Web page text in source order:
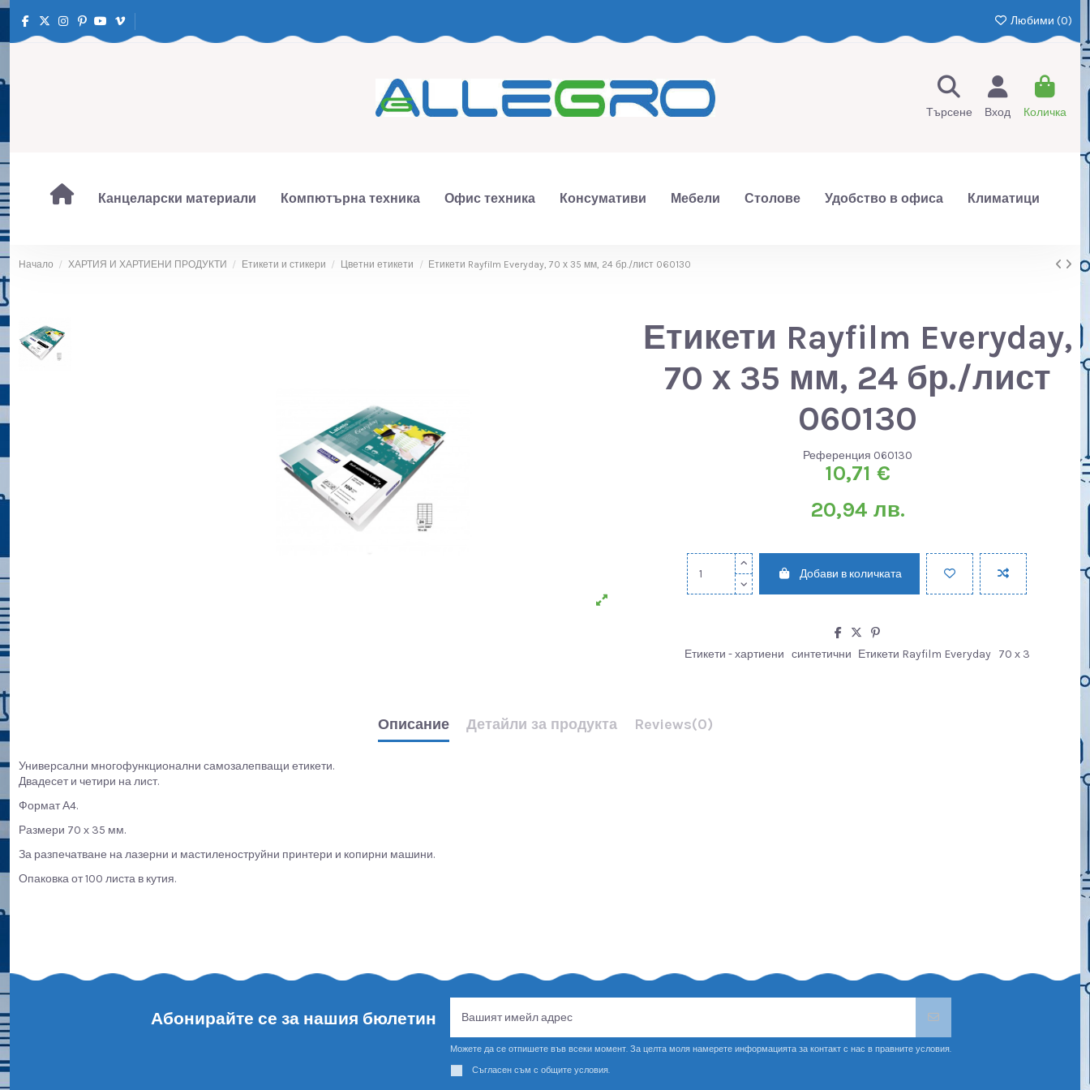
Любими (0)
Търсене Вход Количка
Канцеларски материали Компютърна техника Офис техника Консумативи Мебели Столове Удобство в офиса Климатици
Начало ХАРТИЯ И ХАРТИЕНИ ПРОДУКТИ Етикети и стикери Цветни етикети Етикети Rayfilm Everyday, 70 х 35 мм, 24 бр./лист 060130
Етикети Rayfilm Everyday,
70 х 35 мм, 24 бр./лист
060130
Референция 060130
10,71 €
20,94 лв.
Добави в количката
Етикети - хартиени синтетични Етикети Rayfilm Everyday 70 х 3
Описание Детайли за продукта Reviews(0)
Универсални многофункционални самозалепващи етикети.
Двадесет и четири на лист.
Формат А4.
Размери 70 х 35 мм.
За разпечатване на лазерни и мастиленоструйни принтери и копирни машини.
Опаковка от 100 листа в кутия.
Абонирайте се за нашия бюлетин
Можете да се отпишете във всеки момент. За целта моля намерете информацията за контакт с нас в правните условия.
Съгласен съм с общите условия.